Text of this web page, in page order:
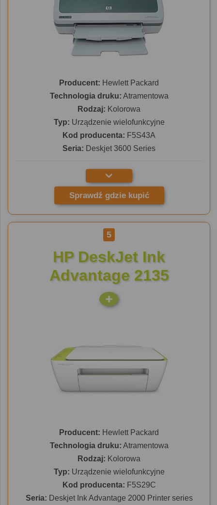
Producent: Hewlett Packard
Technologia druku: Atramentowa
Rodzaj: Kolorowa
Typ: Urządzenie wielofunkcyjne
Kod producenta: F5S43A
Seria: Deskjet 3600 Series
Sprawdź gdzie kupić
5
HP DeskJet Ink
Advantage 2135
Producent: Hewlett Packard
Technologia druku: Atramentowa
Rodzaj: Kolorowa
Typ: Urządzenie wielofunkcyjne
Kod producenta: F5S29C
Seria: Deskjet Ink Advantage 2000 Printer series